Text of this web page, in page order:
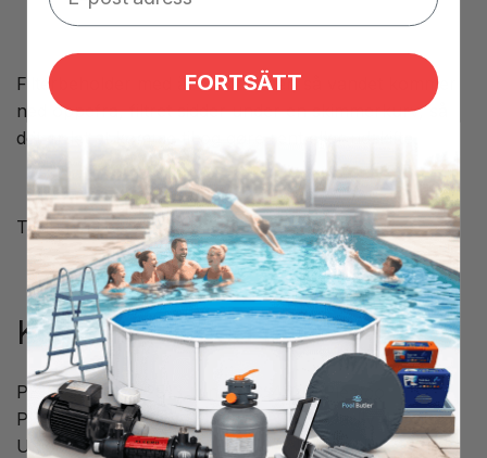
Filterbeholder med åben skimmer, så vandet kommer
ned oppefra, filtret sidder under en skimmerkurv, så
det er let at komme til og gøre rent eller udskifte.
Tilslutning er 2"
Kompatibel med filter
PE104, Darlly 42513, Unicel C-4326, Pleatco
PRB251N, Spa-plus SC704 & PE106, Darlly 40506,
Unicel C-4950, Pleatco PRB50-1N, Spa-plus SC706
FORTSÄTT